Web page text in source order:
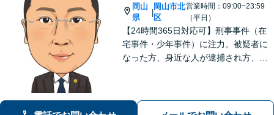
岡山
県
|
岡山市北
区
営業時間：09:00~23:59
（平日）
【24時間365日対応可】刑事事件（在
宅事件・少年事件）に注力。被疑者に
なった方、身近な人が逮捕され方、す